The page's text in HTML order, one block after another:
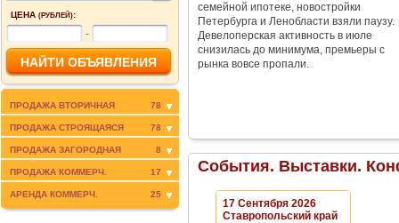
ЦЕНА (РУБЛЕЙ):
-
ПРОДАЖА ВТОРИЧНАЯ 78
ПРОДАЖА СТРОЯЩАЯСЯ 78
ПРОДАЖА ЗАГОРОДНАЯ 8
ПРОДАЖА КОММЕРЧ. 17
АРЕНДА КОММЕРЧ. 25
семейной ипотеке, новостройки
Петербурга и Ленобласти взяли паузу.
Девелоперская активность в июле
снизилась до минимума, премьеры с
рынка вовсе пропали.
События. Выставки.
17 Сентября 2026
Ставропольский край